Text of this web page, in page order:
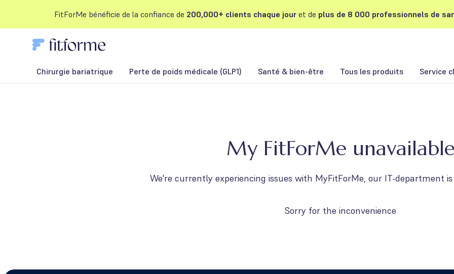
FitForMe bénéficie de la confiance de 200,000+ clients chaque jouret de plus de 8 000 professionnels de
Chirurgie bariatrique Perte de poids médicale (GLP1) Santé & bien-être Tous les produits Service
My FitForMe unavailable
We're currently experiencing issues with MyFitForMe, our IT-department
Sorry for the inconvenience